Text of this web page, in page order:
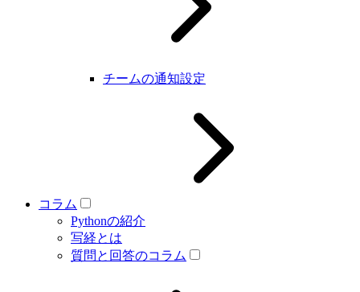
チームの通知設定
コラム
Pythonの紹介
写経とは
質問と回答のコラム